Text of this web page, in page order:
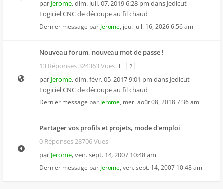
par Jerome,dim. juil. 07, 2019 6:28 pm dans Jedicut -
Logiciel CNC de découpe au fil chaud
Dernier message par Jerome, jeu. juil. 16, 2026 6:56 am
Nouveau forum, nouveau mot de passe !
13 Réponses 324363 Vues 1 2
par Jerome,dim. févr. 05, 2017 9:01 pm dans Jedicut -
Logiciel CNC de découpe au fil chaud
Dernier message par Jerome, mer. août 08, 2018 7:36 am
Partager vos profils et projets, mode d'emploi
0 Réponses 28706 Vues
par Jerome,ven. sept. 14, 2007 10:48 am
Dernier message par Jerome, ven. sept. 14, 2007 10:48 am